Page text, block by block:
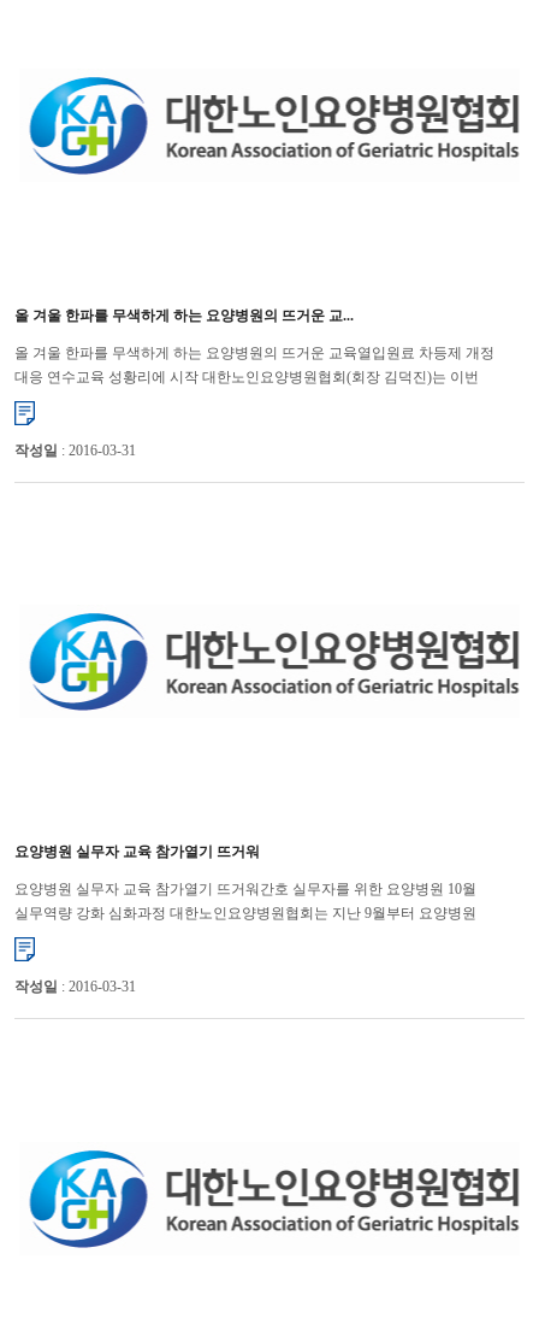
올 겨울 한파를 무색하게 하는 요양병원의 뜨거운 교...
올 겨울 한파를 무색하게 하는 요양병원의 뜨거운 교육열입원료 차등제 개정
대응 연수교육 성황리에 시작 대한노인요양병원협회(회장 김덕진)는 이번
요양병원 입원료 차등제 시행에 따라 지난 21일 부산을 시작으로 ...
작성일 : 2016-03-31
요양병원 실무자 교육 참가열기 뜨거워
요양병원 실무자 교육 참가열기 뜨거워간호 실무자를 위한 요양병원 10월
실무역량 강화 심화과정 대한노인요양병원협회는 지난 9월부터 요양병원
실무자들의 직무능력 향상을 통해 경쟁력 강화를 위해 실무역량 강...
작성일 : 2016-03-31